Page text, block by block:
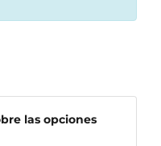
las opciones